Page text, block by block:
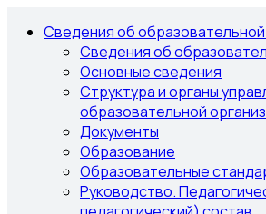
Сведения об
Сведения об
Основные сведения
Структура и органы
образовательной
Документы
Образование
Образовательные
Руководство.